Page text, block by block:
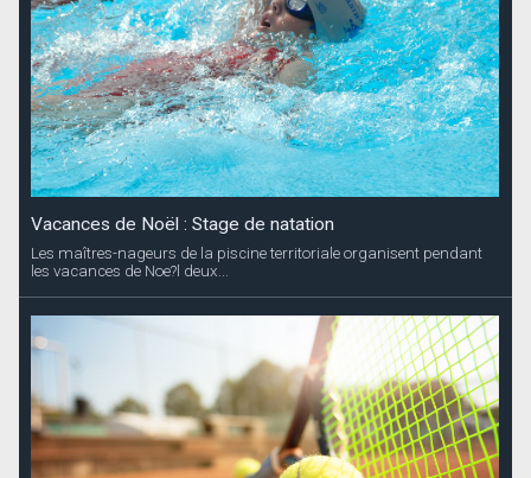
Vacances de Noël : Stage de natation
Les maîtres-nageurs de la piscine territoriale organisent pendant
les vacances de Noe?l deux...